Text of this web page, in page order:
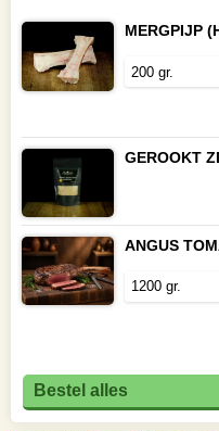
MERGPIJP
GEROOKT
ANGUS
Bestel alles